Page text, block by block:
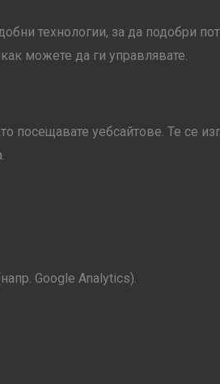
технологии, за да подобри
можете да ги управлявате.
посещавате уебсайтове. Те се
Google Analytics).